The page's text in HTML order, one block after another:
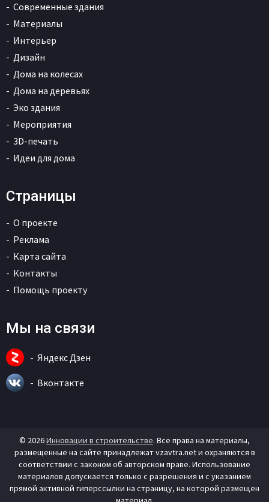
Современные здания
Материалы
Интерьер
Дизайн
Дома на колесах
Дома на деревьях
Эко здания
Мероприятия
3D-печать
Идеи для дома
Страницы
О проекте
Реклама
Карта сайта
Контакты
Помощь проекту
Мы на связи
Яндекс Дзен
Вконтакте
© 2026Инновации в строительстве. Все права на материалы,
размещенные на сайте принадлежат vzavtra.net и охраняются в
соответствии с законом об авторском праве. Использование
материалов допускается только с разрешения и с указанием
прямой активной гиперссылки на страницу, на которой размещен